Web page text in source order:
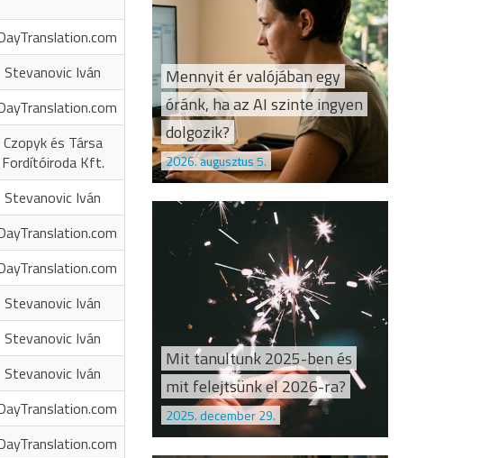
Stevanovic Iván
Czopyk és Társa
Fordítóiroda Kft.
Stevanovic Iván
Stevanovic Iván
Stevanovic Iván
Stevanovic Iván
Mennyit ér valójában egy
óránk, ha az AI szinte ingyen
dolgozik?
2026. augusztus 5.
Mit tanultunk 2025-ben és
mit felejtsünk el 2026-ra?
2025. december 29.